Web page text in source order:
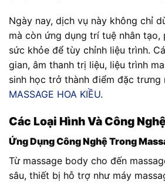
Ngày nay, dịch vụ này không chỉ
mà còn ứng dụng trí tuệ nhân tạo,
sức khỏe để tùy chỉnh liệu trình.
gian, âm thanh trị liệu, liệu trình
sinh học trở thành điểm đặc trưng
MASSAGE HOA KIỀU.
Các Loại Hình Và Công
Ứng Dụng Công Nghệ Trong
Từ massage body cho đến
sâu, thiết bị hỗ trợ như máy